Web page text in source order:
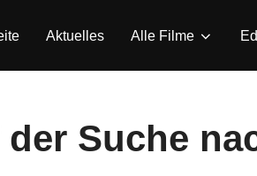
Aktuelles Alle Filme
der Suche